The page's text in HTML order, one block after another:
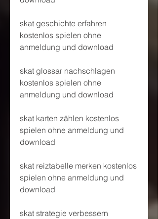
skat geschichte erfahren
kostenlos spielen ohne
anmeldung und download
skat glossar nachschlagen
kostenlos spielen ohne
anmeldung und download
skat karten zählen kostenlos
spielen ohne anmeldung und
download
skat reiztabelle merken kostenlos
spielen ohne anmeldung und
download
skat strategie verbessern